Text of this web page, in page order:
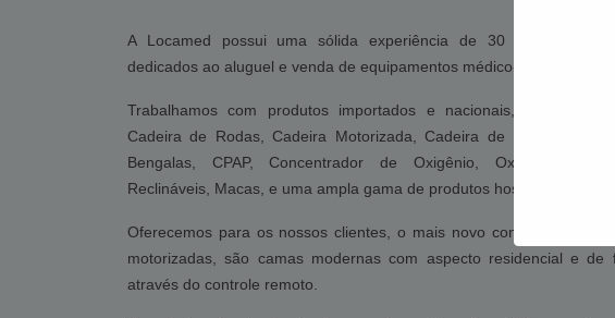
A Locamed possui uma sólida experiência de 30 anos no
dedicados ao aluguel e venda de equipamentos médico-ortopédicos.
Trabalhamos com produtos importados e nacionais, são
Cadeira de Rodas, Cadeira Motorizada, Cadeira de Banho,
Bengalas, CPAP, Concentrador de Oxigênio, Oxímetro,
Reclináveis, Macas, e uma ampla gama de produtos hospitalares.
Oferecemos para os nossos clientes, o mais novo conceito de
motorizadas, são camas modernas com aspecto residencial e de
através do controle remoto.